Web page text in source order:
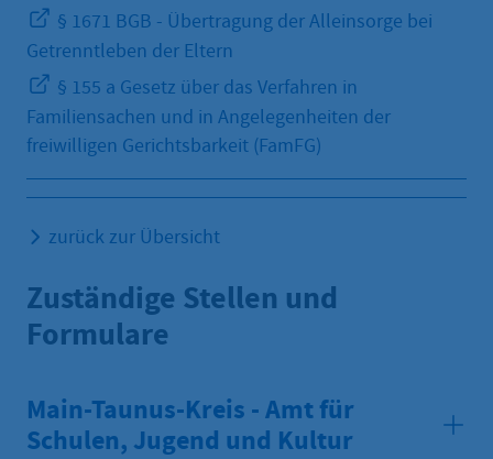
§ 1671 BGB - Übertragung der Alleinsorge bei
Getrenntleben der Eltern
§ 155 a Gesetz über das Verfahren in
Familiensachen und in Angelegenheiten der
freiwilligen Gerichtsbarkeit (FamFG)
zurück zur Übersicht
Zuständige Stellen und
Formulare
Main-Taunus-Kreis - Amt für
Schulen, Jugend und Kultur